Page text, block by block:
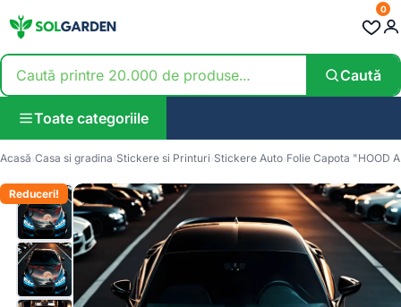
Caută
0
Toate categoriile
Acasă Casa si gradina Stickere si Printuri Stickere Auto Folie Capota "HOOD
Reduceri!